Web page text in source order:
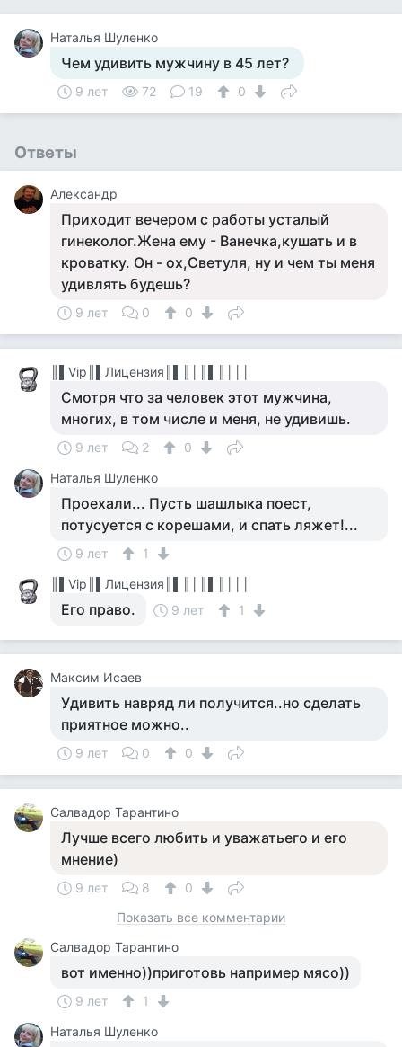
Наталья Шуленко
Чем удивить мужчину в 45 лет?
9 лет 72 19 0
Ответы
Александр
Приходит вечером с работы усталый
гинеколог.Жена ему - Ванечка,кушать и в
кроватку. Он - ох,Светуля, ну и чем ты меня
удивлять будешь?
9 лет 0 0
║▌Vip║▌Лицензия║▌║│║▌║│││
Смотря что за человек этот мужчина,
многих, в том числе и меня, не удивишь.
9 лет 2
0
Наталья Шуленко
Проехали... Пусть шашлыка поест,
потусуется с корешами, и спать ляжет!...
9 лет
1
║▌Vip║▌Лицензия║▌║│║▌║│││
Его право. 9 лет 1
Максим Исаев
Удивить навряд ли получится..но сделать
приятное можно..
9 лет 0 0
Салвадор Тарантино
Лучше всего любить и уважатьего и его
мнение)
9 лет 8
0
Показать все комментарии
Салвадор Тарантино
вот именно))приготовь например мясо))
9 лет
1
Наталья Шуленко